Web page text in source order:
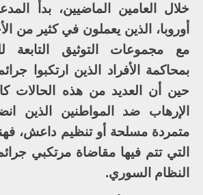
خلال العامين الماضيين، بدأ
أوروبا، الذين يعملون في كثير من
مع مجموعات التوثيق التابعة
بمحاكمة الأفراد الذين ارتكبوا
حين أن العديد من هذه الحالات
الإرهاب ضد المواطنين الذين
متمردة مسلحة أو تنظيم داعش،
التي تتم فيها مقاضاة مرتكبي
النظام السوري.